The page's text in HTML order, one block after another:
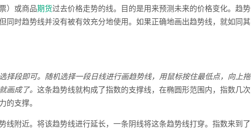
）或商品期货过去价格走势的线。目的是用来预测未来的价格变化。趋势
同时趋势线并没有被有效充分地使用。如果正确地画出趋势线，就如同其
择段即可。随机选择一段日线进行画趋势线，用鼠标按住最低点，向上拖
画成了。 这条趋势线就构成了指数的支撑线，在椭圆形范围内，指数几次
的支撑。
线附近。将该趋势线进行延长，一条阴线将这条趋势线打穿。指数来到了